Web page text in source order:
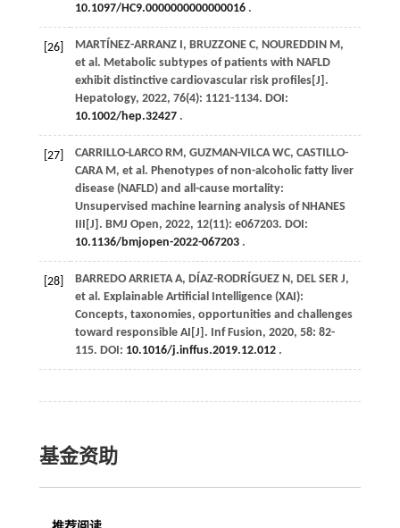
10.1097/HC9.0000000000000016.
[26] MARTÍNEZ-ARRANZ I, BRUZZONE C, NOUREDDIN M,
et al . Metabolic subtypes of patients with NAFLD
exhibit distinctive cardiovascular risk profiles[J].
Hepatology, 2022, 76(4): 1121-1134. DOI:
10.1002/hep.32427.
[27] CARRILLO-LARCO RM, GUZMAN-VILCA WC, CASTILLO-
CARA M, et al . Phenotypes of non-alcoholic fatty liver
disease (NAFLD) and all-cause mortality:
Unsupervised machine learning analysis of NHANES
III[J]. BMJ Open, 2022, 12(11): e067203. DOI:
10.1136/bmjopen-2022-067203.
[28] BARREDO ARRIETA A, DÍAZ-RODRÍGUEZ N, DEL SER J,
et al . Explainable Artificial Intelligence (XAI):
Concepts, taxonomies, opportunities and challenges
toward responsible AI[J]. Inf Fusion, 2020, 58: 82-
115. DOI: 10.1016/j.inffus.2019.12.012.
基金资助